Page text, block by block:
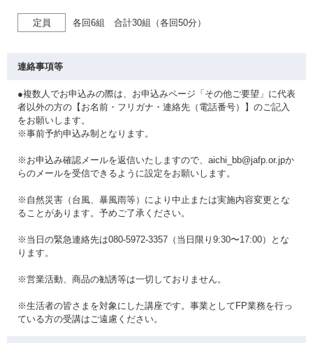
定員 各回6組 合計30組（各回50分）
連絡事項等
●複数人でお申込みの際は、お申込みページ「その他ご要望」に代表
者以外の方の【お名前・フリガナ・連絡先（電話番号）】のご記入
をお願いします。
※事前予約申込み制となります。
※お申込み確認メールを返信いたしますので、aichi_bb@jafp.or.jpか
らのメールを受信できるように設定をお願いします。
※自然災害（台風、暴風雨等）により中止または実施内容変更とな
ることがあります。予めご了承ください。
※当日の緊急連絡先は080-5972-3357（当日限り9:30〜17:00）とな
ります。
※営業活動、商品の勧誘等は一切しておりません。
※生活者の皆さまを対象にした講座です。事業としてFP業務を行っ
ている方の受講はご遠慮ください。